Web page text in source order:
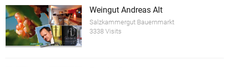
Weingut Andreas Alt
Salzkammergut Bauernmarkt
3338 Visits